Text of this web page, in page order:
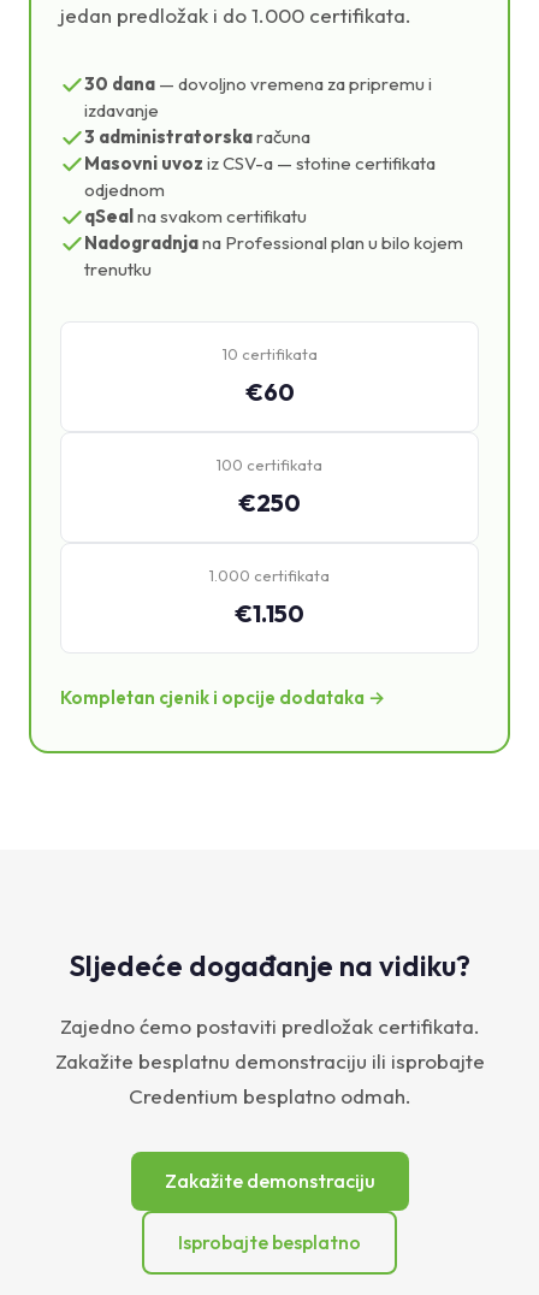
jedan predložak i do 1.000 certifikata.
30 dana — dovoljno vremena za pripremu i
izdavanje
3 administratorskaračuna
Masovni uvoz iz CSV-a — stotine certifikata
odjednom
qSealna svakom certifikatu
Nadogradnjana Professional plan u bilo kojem
trenutku
10 certifikata
€60
100 certifikata
€250
1.000 certifikata
€1.150
Kompletan cjenik i opcije dodataka →
Sljedeće događanje na vidiku?
Zajedno ćemo postaviti predložak certifikata.
Zakažite besplatnu demonstraciju ili isprobajte
Credentium besplatno odmah.
Zakažite demonstraciju
Isprobajte besplatno